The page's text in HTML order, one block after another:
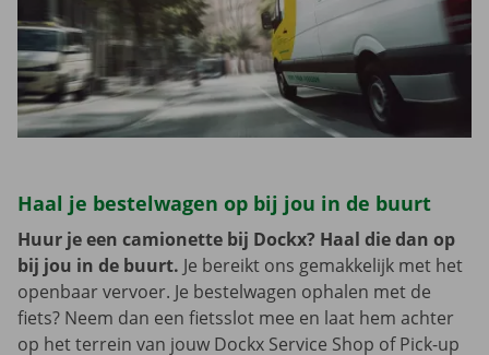
Haal je bestelwagen op bij jou in de buurt
Huur je een camionette bij Dockx? Haal die dan op
bij jou in de buurt. Je bereikt ons gemakkelijk met het
openbaar vervoer. Je bestelwagen ophalen met de
fiets? Neem dan een fietsslot mee en laat hem achter
op het terrein van jouw Dockx Service Shop of Pick-up